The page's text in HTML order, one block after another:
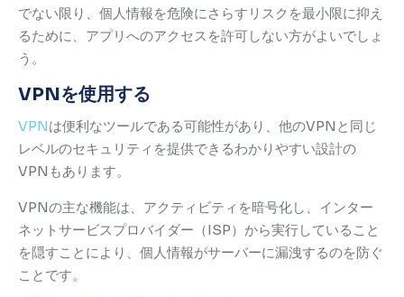
でない限り、個人情報を危険にさらすリスクを最小限に抑え
るために、アプリへのアクセスを許可しない方がよいでしょ
う。
VPNを使用する
VPNは便利なツールである可能性があり、他のVPNと同じ
レベルのセキュリティを提供できるわかりやすい設計の
VPNもあります。
VPNの主な機能は、アクティビティを暗号化し、インター
ネットサービスプロバイダー（ISP）から実行していること
を隠すことにより、個人情報がサーバーに漏洩するのを防ぐ
ことです。